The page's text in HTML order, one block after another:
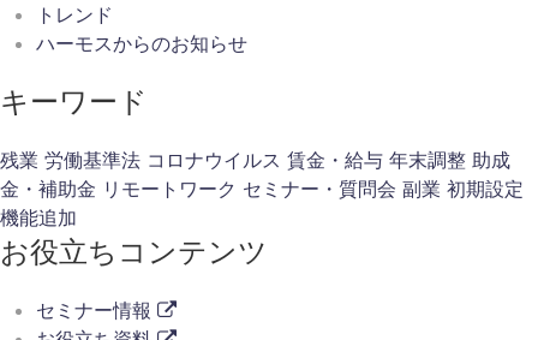
トレンド
ハーモスからのお知らせ
キーワード
残業 労働基準法 コロナウイルス 賃金・給与 年末調整 助成
金・補助金 リモートワーク セミナー・質問会 副業 初期設定
機能追加
お役立ちコンテンツ
セミナー情報